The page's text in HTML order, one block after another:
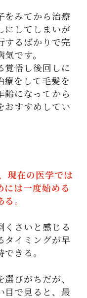
をみてから治療
にしてしまいが
するばかりで完
です。
覚悟し後回しに
療をして毛髪を
齢になってから
おすすめしてい
現在の医学では
は一度始める
。
くさいと感じる
タイミングが早
きる。
びがちだが、
目で見ると、最